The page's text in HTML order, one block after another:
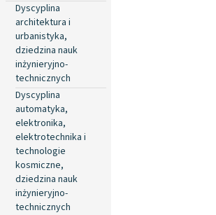
Dyscyplina
architektura i
urbanistyka,
dziedzina nauk
inżynieryjno-
technicznych
Dyscyplina
automatyka,
elektronika,
elektrotechnika i
technologie
kosmiczne,
dziedzina nauk
inżynieryjno-
technicznych